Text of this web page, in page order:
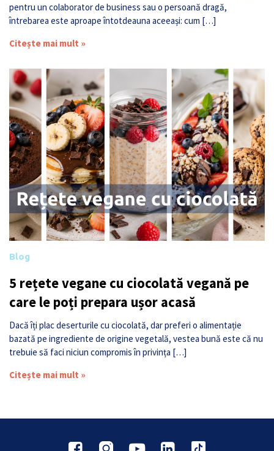
pentru un colaborator de business sau o persoană dragă,
întrebarea este aproape întotdeauna aceeași: cum […]
Citește mai mult »
Blog
5 rețete vegane cu ciocolată vegană pe
care le poți prepara ușor acasă
Dacă îți plac deserturile cu ciocolată, dar preferi o alimentație
bazată pe ingrediente de origine vegetală, vestea bună este că nu
trebuie să faci niciun compromis în privința […]
Citește mai mult »